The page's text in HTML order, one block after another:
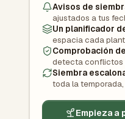
Avisos de
ajustados a tus
Un planificador
espacia cada
Comprobación
detecta conflictos
Siembra
toda la
Empieza a